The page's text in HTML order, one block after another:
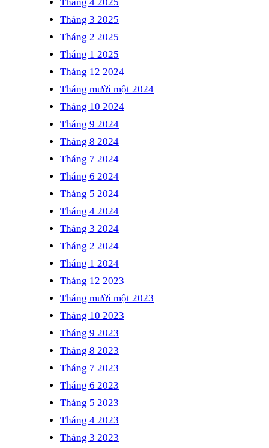
Tháng 3 2025
Tháng 2 2025
Tháng 1 2025
Tháng 12 2024
Tháng mười một 2024
Tháng 10 2024
Tháng 9 2024
Tháng 8 2024
Tháng 7 2024
Tháng 6 2024
Tháng 5 2024
Tháng 4 2024
Tháng 3 2024
Tháng 2 2024
Tháng 1 2024
Tháng 12 2023
Tháng mười một 2023
Tháng 10 2023
Tháng 9 2023
Tháng 8 2023
Tháng 7 2023
Tháng 6 2023
Tháng 5 2023
Tháng 4 2023
Tháng 3 2023